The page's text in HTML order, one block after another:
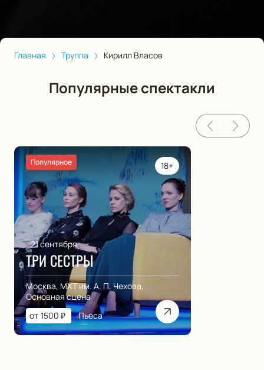
Главная Труппа Кирилл Власов
Популярные спектакли
Популярное 18+
21 сентября
ТРИ СЕСТРЫ
Москва, МХТ им. А. П. Чехова,
Основная сцена
от 1500 ₽ Пьеса